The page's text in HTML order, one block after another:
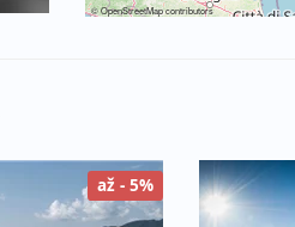
©OpenStreetMapcontributors
až - 5%